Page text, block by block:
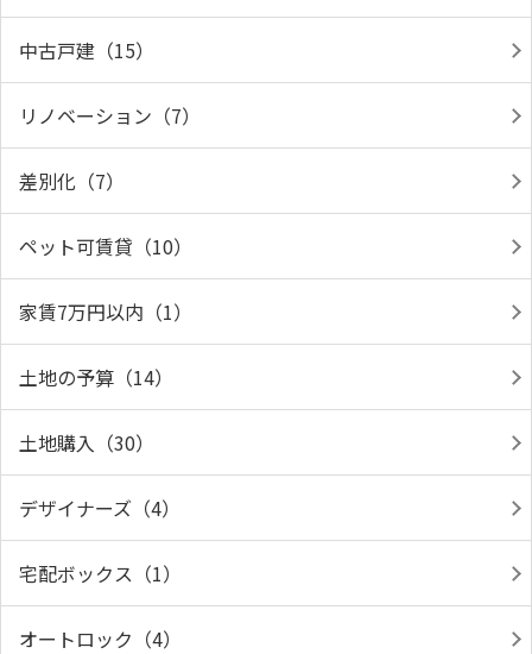
中古戸建（15）
リノベーション（7）
差別化（7）
ペット可賃貸（10）
家賃7万円以内（1）
土地の予算（14）
土地購入（30）
デザイナーズ（4）
宅配ボックス（1）
オートロック（4）